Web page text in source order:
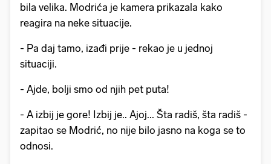
bila velika. Modrića je kamera prikazala kako
reagira na neke situacije.
- Pa daj tamo, izađi prije - rekao je u jednoj
situaciji.
- Ajde, bolji smo od njih pet puta!
- A izbij je gore! Izbij je.. Ajoj... Šta radiš, šta radiš -
zapitao se Modrić, no nije bilo jasno na koga se to
odnosi.